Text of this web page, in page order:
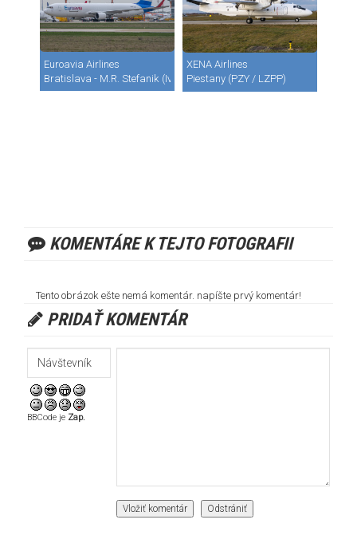
Euroavia Airlines
Bratislava - M.R. Stefanik (Ivanka) (BTS / LZIB)
XENA Airlines
Piestany (PZY / LZPP)
KOMENTÁRE K TEJTO FOTOGRAFII
Tento obrázok ešte nemá komentár. napíšte prvý komentár!
PRIDAŤ KOMENTÁR
BBCode je Zap.